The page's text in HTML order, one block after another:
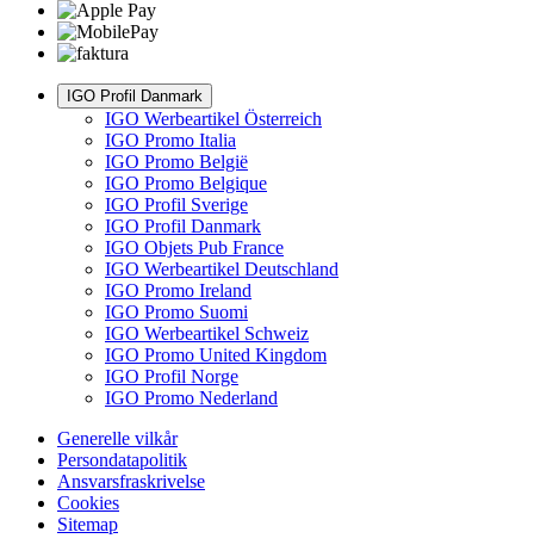
IGO Profil Danmark
IGO Werbeartikel Österreich
IGO Promo Italia
IGO Promo België
IGO Promo Belgique
IGO Profil Sverige
IGO Profil Danmark
IGO Objets Pub France
IGO Werbeartikel Deutschland
IGO Promo Ireland
IGO Promo Suomi
IGO Werbeartikel Schweiz
IGO Promo United Kingdom
IGO Profil Norge
IGO Promo Nederland
Generelle vilkår
Persondatapolitik
Ansvarsfraskrivelse
Cookies
Sitemap